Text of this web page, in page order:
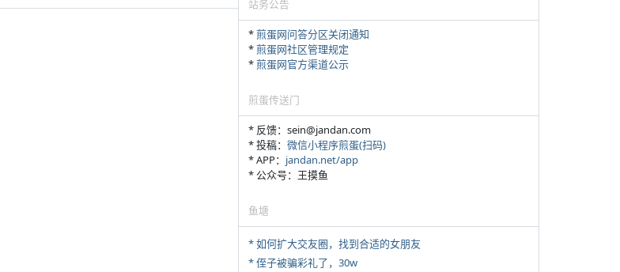
站务公告
*煎蛋网问答分区关闭通知
*煎蛋网社区管理规定
*煎蛋网官方渠道公示
煎蛋传送门
* 反馈：sein@jandan.com
* 投稿： 微信小程序煎蛋(扫码)
* APP： jandan.net/app
* 公众号：王摸鱼
鱼塘
* 如何扩大交友圈，找到合适的女朋友
* 侄子被骗彩礼了，30w